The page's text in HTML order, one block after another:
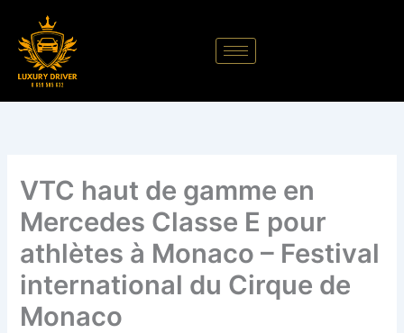
contenu
VTC haut de gamme en
Mercedes Classe E pour
athlètes à Monaco – Festival
international du Cirque de
Monaco